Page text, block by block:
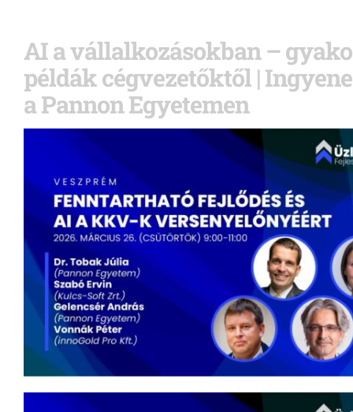
AI a vállalkozásokban –
példák cégvezetőktől |
a Pannon Egyetemen